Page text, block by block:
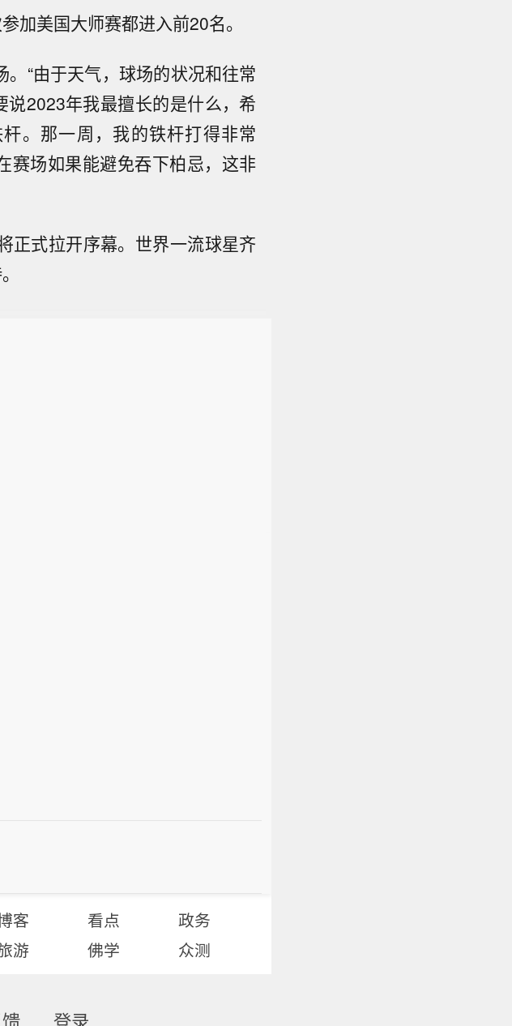
加美国大师赛都进入前20名。
“由于天气，球场的状况和往常
2023年我最擅长的是什么，希
。那一周，我的铁杆打得非常
赛场如果能避免吞下柏忌，这非
正式拉开序幕。世界一流球星齐
客 看点
政务
游 佛学 众测
登录